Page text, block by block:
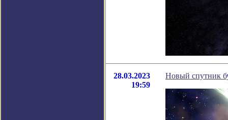
28.03.2023
19:59
Новый спутник